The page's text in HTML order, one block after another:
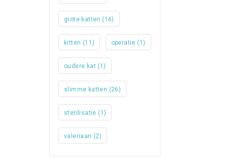
grote katten (16)
kitten (11) operatie (1)
oudere kat (1)
slimme katten (26)
sterilisatie (1)
valeriaan (2)